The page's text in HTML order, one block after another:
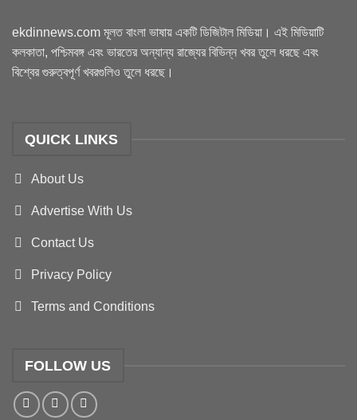
ekdinnews.com মূলত বাংলা ভাষায় একটি ডিজিটাল মিডিয়া। এই মিডিয়াটি
কলকাতা, পশ্চিমবঙ্গ এবং ভারতের অন্যান্য রাজ্যের বিভিন্ন খবর তুলে ধরছে এবং
বিশ্বের গুরুত্বপূর্ণ খবরগুলিও তুলে ধরছে।
QUICK LINKS
About Us
Advertise With Us
Contact Us
Privacy Policy
Terms and Conditions
FOLLOW US